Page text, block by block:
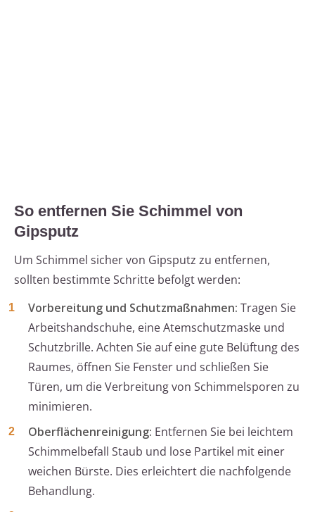
So entfernen Sie Schimmel von
Gipsputz
Um Schimmel sicher von Gipsputz zu entfernen,
sollten bestimmte Schritte befolgt werden:
Vorbereitung und Schutzmaßnahmen: Tragen Sie
Arbeitshandschuhe, eine Atemschutzmaske und
Schutzbrille. Achten Sie auf eine gute Belüftung des
Raumes, öffnen Sie Fenster und schließen Sie
Türen, um die Verbreitung von Schimmelsporen zu
minimieren.
Oberflächenreinigung: Entfernen Sie bei leichtem
Schimmelbefall Staub und lose Partikel mit einer
weichen Bürste. Dies erleichtert die nachfolgende
Behandlung.